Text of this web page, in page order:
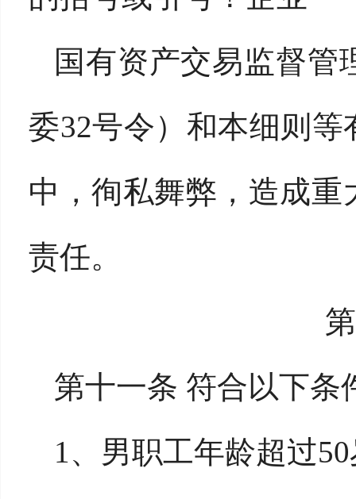
国有资产交易监督管
委32号令）和本细则
中，徇私舞弊，造成
责任。
第十一条 符合以下条
1、男职工年龄超过